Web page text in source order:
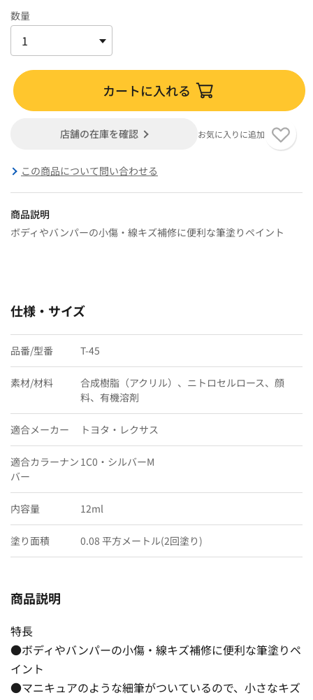
数量
カートに入れる
店舗の在庫を確認 お気に入りに追加
この商品について問い合わせる
商品説明
ボディやバンパーの小傷・線キズ補修に便利な筆塗りペイント
仕様・サイズ
品番/型番 T-45
素材/材料
合成樹脂（アクリル）、ニトロセルロース、顔
料、有機溶剤
適合メーカー トヨタ・レクサス
適合カラーナン
バー
1C0・シルバーM
内容量 12ml
塗り面積 0.08 平方メートル(2回塗り)
商品説明
特長
●ボディやバンパーの小傷・線キズ補修に便利な筆塗りペ
イント
●マニキュアのような細筆がついているので、小さなキズ